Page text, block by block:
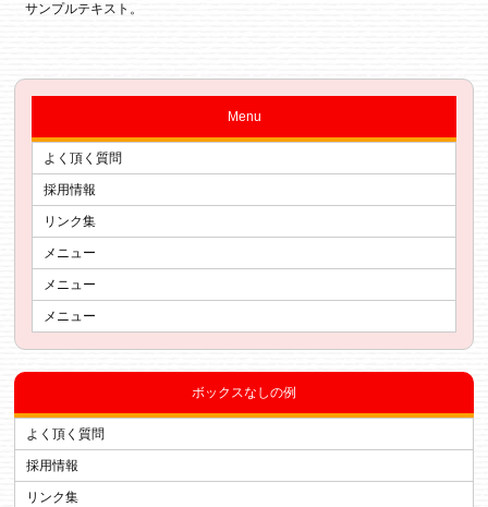
サンプルテキスト。
Menu
よく頂く質問
採用情報
リンク集
メニュー
メニュー
メニュー
ボックスなしの例
よく頂く質問
採用情報
リンク集